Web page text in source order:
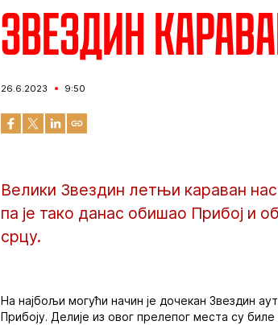
Звездин
26.6.2023 9:50
Велики Звездин летњи караван
па је тако данас обишао Прибој и
срцу.
На најбољи могући начин је дочекан Звездин
Прибоју. Делије из овог прелепог места су